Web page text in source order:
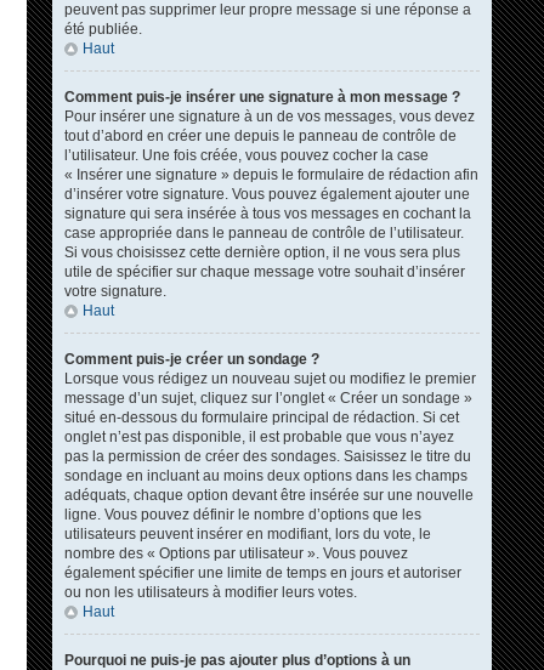
peuvent pas supprimer leur propre message si une réponse a
été publiée.
Haut
Comment puis-je insérer une signature à mon message ?
Pour insérer une signature à un de vos messages, vous devez
tout d’abord en créer une depuis le panneau de contrôle de
l’utilisateur. Une fois créée, vous pouvez cocher la case
« Insérer une signature » depuis le formulaire de rédaction afin
d’insérer votre signature. Vous pouvez également ajouter une
signature qui sera insérée à tous vos messages en cochant la
case appropriée dans le panneau de contrôle de l’utilisateur.
Si vous choisissez cette dernière option, il ne vous sera plus
utile de spécifier sur chaque message votre souhait d’insérer
votre signature.
Haut
Comment puis-je créer un sondage ?
Lorsque vous rédigez un nouveau sujet ou modifiez le premier
message d’un sujet, cliquez sur l’onglet « Créer un sondage »
situé en-dessous du formulaire principal de rédaction. Si cet
onglet n’est pas disponible, il est probable que vous n’ayez
pas la permission de créer des sondages. Saisissez le titre du
sondage en incluant au moins deux options dans les champs
adéquats, chaque option devant être insérée sur une nouvelle
ligne. Vous pouvez définir le nombre d’options que les
utilisateurs peuvent insérer en modifiant, lors du vote, le
nombre des « Options par utilisateur ». Vous pouvez
également spécifier une limite de temps en jours et autoriser
ou non les utilisateurs à modifier leurs votes.
Haut
Pourquoi ne puis-je pas ajouter plus d’options à un